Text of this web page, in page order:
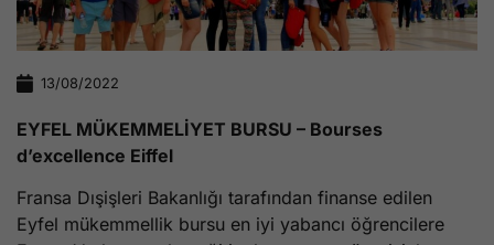
13/08/2022
EYFEL MÜKEMMELİYET BURSU – Bourses
d’excellence Eiffel
Fransa Dışişleri Bakanlığı tarafından finanse edilen
Eyfel mükemmellik bursu en iyi yabancı öğrencilere